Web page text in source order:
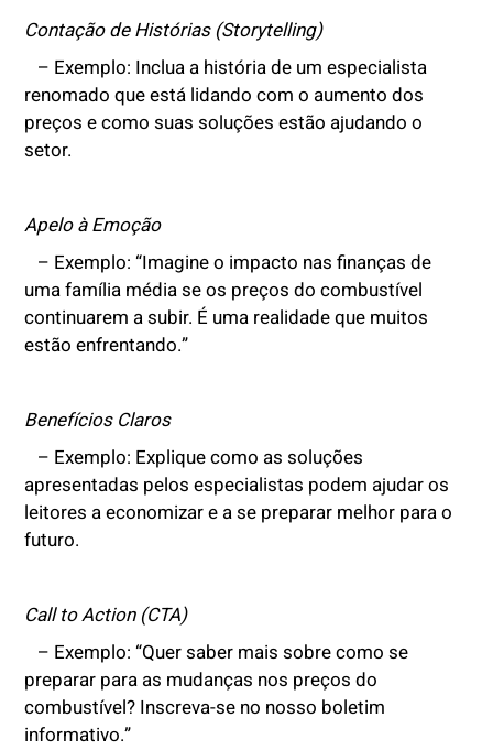
Contação de Histórias (Storytelling)
– Exemplo: Inclua a história de um especialista
renomado que está lidando com o aumento dos
preços e como suas soluções estão ajudando o
setor.
Apelo à Emoção
– Exemplo: “Imagine o impacto nas finanças de
uma família média se os preços do combustível
continuarem a subir. É uma realidade que muitos
estão enfrentando.”
Benefícios Claros
– Exemplo: Explique como as soluções
apresentadas pelos especialistas podem ajudar os
leitores a economizar e a se preparar melhor para o
futuro.
Call to Action (CTA)
– Exemplo: “Quer saber mais sobre como se
preparar para as mudanças nos preços do
combustível? Inscreva-se no nosso boletim
informativo.”